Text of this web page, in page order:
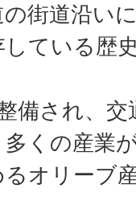
街道沿い
ている歴
備され、
くの産業
オリーブ